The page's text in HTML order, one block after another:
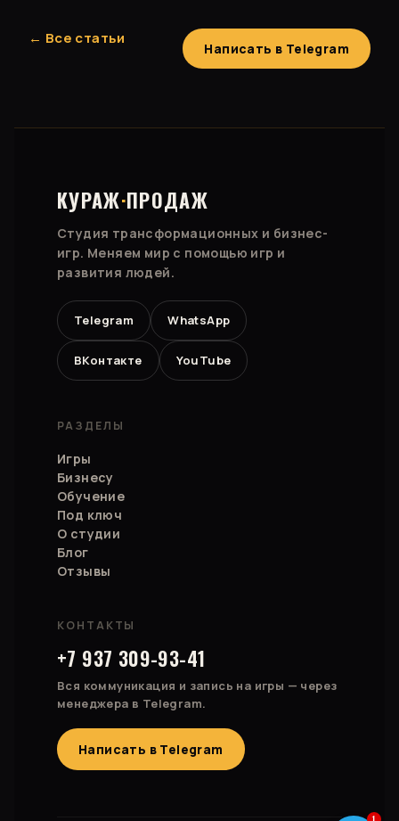
← Все статьи
Написать в Telegram
КУРАЖ·ПРОДАЖ
Студия трансформационных и бизнес-
игр. Меняем мир с помощью игр и
развития людей.
Telegram WhatsApp
ВКонтакте YouTube
РАЗДЕЛЫ
Игры
Бизнесу
Обучение
Под ключ
О студии
Блог
Отзывы
КОНТАКТЫ
+7 937 309-93-41
Вся коммуникация и запись на игры — через
менеджера в Telegram.
Написать в Telegram
1